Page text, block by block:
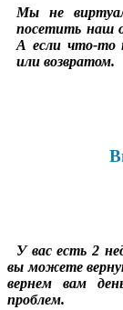
Мы не
посетить наш
А если что-то
или возвратом.
У вас есть 2
вы можете
вернем вам
проблем.